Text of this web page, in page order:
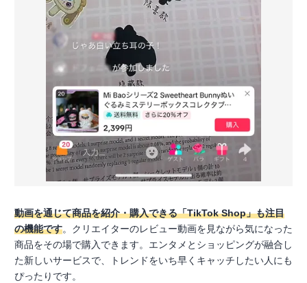
動画を通じて商品を紹介・購入できる「TikTok Shop」も注目
の機能です。クリエイターのレビュー動画を見ながら気になった
商品をその場で購入できます。エンタメとショッピングが融合し
た新しいサービスで、トレンドをいち早くキャッチしたい人にも
ぴったりです。